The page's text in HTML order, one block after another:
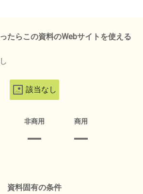
たらこの資料のWebサイトを使える
該当なし
非商用 商用
資料固有の条件